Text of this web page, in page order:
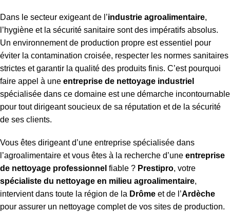
Dans le secteur exigeant de l’industrie agroalimentaire,
l’hygiène et la sécurité sanitaire sont des impératifs absolus.
Un environnement de production propre est essentiel pour
éviter la contamination croisée, respecter les normes sanitaires
strictes et garantir la qualité des produits finis. C’est pourquoi
faire appel à une entreprise de nettoyage industriel
spécialisée dans ce domaine est une démarche incontournable
pour tout dirigeant soucieux de sa réputation et de la sécurité
de ses clients.
Vous êtes dirigeant d’une entreprise spécialisée dans
l’agroalimentaire et vous êtes à la recherche d’une entreprise
de nettoyage professionnel fiable ? Prestipro, votre
spécialiste du nettoyage en milieu agroalimentaire,
intervient dans toute la région de la Drôme et de l’Ardèche
pour assurer un nettoyage complet de vos sites de production.